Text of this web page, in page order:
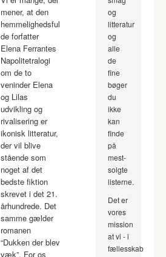
mener, at den
hemmelighedsful
de forfatter
Elena Ferrantes
Napolitetralogi
om de to
veninder Elena
og Lilas
udvikling og
rivalisering er
ikonisk litteratur,
der vil blive
stående som
noget af det
bedste fiktion
skrevet i det 21.
århundrede. Det
samme gælder
romanen
“Dukken der blev
væk”. For os
og
litteratur
og
alle
de
fine
bøger
du
ikke
kan
finde
på
mest-
solgte
listerne.
Det er
vores
mission
at vi - i
fællesskab